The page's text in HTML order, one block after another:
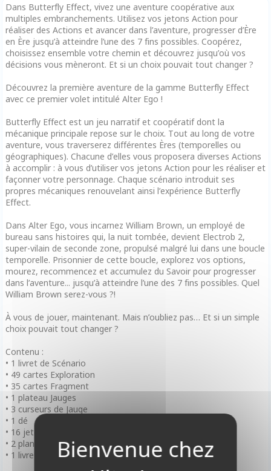
Dans Butterfly Effect, vivez une aventure coopérative aux
multiples embranchements. Utilisez vos jetons Action pour
réaliser des Actions et avancer dans l’aventure, progresser d’Ère
en Ère jusqu’à atteindre l’une des 7 fins possibles. Coopérez,
choisissez ensemble votre chemin et découvrez jusqu’où vos
décisions vous mèneront. Et si un choix pouvait tout changer ?
Découvrez la première aventure de la gamme Butterfly Effect
avec ce premier volet intitulé Alter Ego !
Butterfly Effect est un jeu narratif et coopératif dont la
mécanique principale repose sur le choix. Tout au long de votre
aventure, vous traverserez différentes Ères (temporelles ou
géographiques). Chacune d’elles vous proposera diverses Actions
à accomplir : à vous d’utiliser vos jetons Action pour les réaliser et
façonner votre personnage. Chaque scénario introduit ses
propres mécaniques renouvelant ainsi l’expérience Butterfly
Effect.
Dans Alter Ego, vous incarnez William Brown, un employé de
bureau sans histoires qui, la nuit tombée, devient Electrob 2,
super-vilain de seconde zone, propulsé malgré lui dans une boucle
temporelle. Prisonnier de cette boucle, explorez vos options,
mourez, recommencez et accumulez du Savoir pour progresser
dans l’aventure... jusqu’à atteindre l’une des 7 fins possibles. Quel
William Brown serez-vous ?!
À vous de jouer, maintenant. Mais n’oubliez pas… Et si un simple
choix pouvait tout changer ?
Contenu :
• 1 livret de Scénario
• 49 cartes Exploration
• 35 cartes Fragment
• 1 plateau Jauges
• 3 curseurs de Jauge
• 1 dé
• 16 jetons
• 2 planches de stickers
• 1 livret de règles